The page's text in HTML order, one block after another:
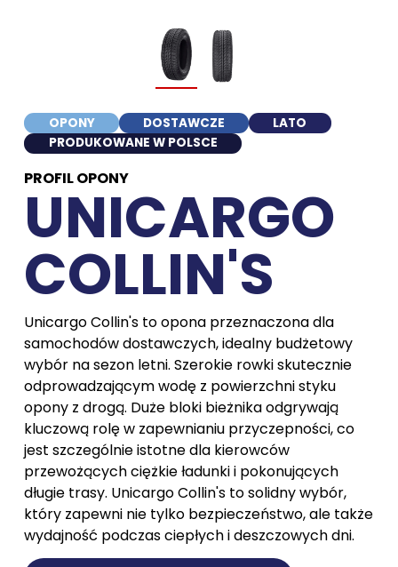
OPONY DOSTAWCZE
LATO
PRODUKOWANE W POLSCE
PROFIL OPONY
UNICARGO
COLLIN'S
Unicargo Collin's to opona przeznaczona dla
samochodów dostawczych, idealny budżetowy
wybór na sezon letni. Szerokie rowki skutecznie
odprowadzającym wodę z powierzchni styku
opony z drogą. Duże bloki bieżnika odgrywają
kluczową rolę w zapewnianiu przyczepności, co
jest szczególnie istotne dla kierowców
przewożących ciężkie ładunki i pokonujących
długie trasy. Unicargo Collin's to solidny wybór,
który zapewni nie tylko bezpieczeństwo, ale także
wydajność podczas ciepłych i deszczowych dni.